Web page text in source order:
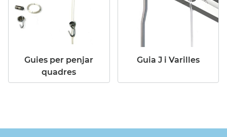
Guies per penjar
quadres
Guia J i Varilles